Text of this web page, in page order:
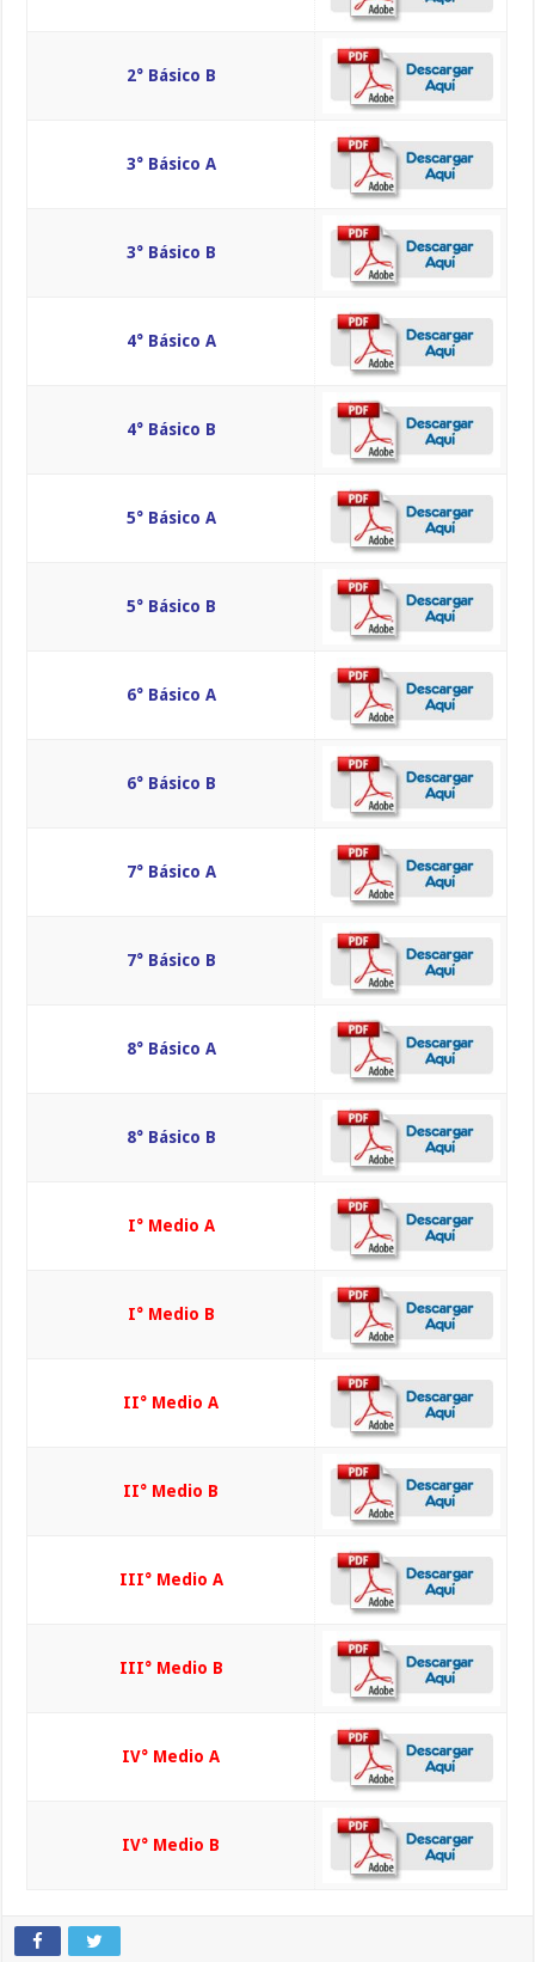
2° Básico B
3° Básico A
3° Básico B
4° Básico A
4° Básico B
5° Básico A
5° Básico B
6° Básico A
6° Básico B
7° Básico A
7° Básico B
8° Básico A
8° Básico B
I° Medio A
I° Medio B
II° Medio A
II° Medio B
III° Medio A
III° Medio B
IV° Medio A
IV° Medio B